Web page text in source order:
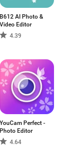
verwendetem
der mobilen
B612 AI Photo &
Video Editor
4.39
YouCam Perfect -
Photo Editor
4.64